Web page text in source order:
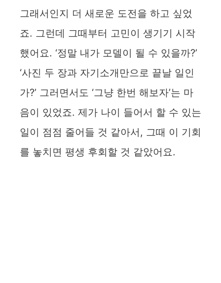
그래서인지 더 새로운 도전을 하고 싶었
죠. 그런데 그때부터 고민이 생기기 시작
했어요. ‘정말 내가 모델이 될 수 있을까?’
‘사진 두 장과 자기소개만으로 끝날 일인
가?’ 그러면서도 ‘그냥 한번 해보자’는 마
음이 있었죠. 제가 나이 들어서 할 수 있는
일이 점점 줄어들 것 같아서, 그때 이 기회
를 놓치면 평생 후회할 것 같았어요.